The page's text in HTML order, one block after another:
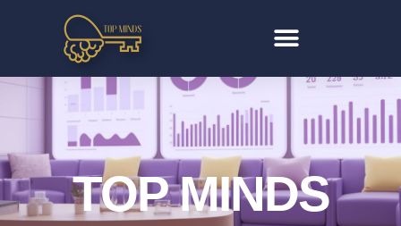
TOP MINDS